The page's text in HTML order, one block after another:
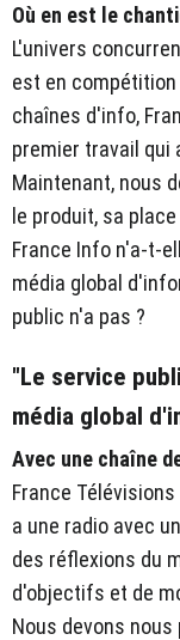
Où en est le
L'univers
est en compétition
chaînes d'info,
premier travail qui
Maintenant, nous
le produit, sa
France Info n'a-t-
média global
public n'a pas ?
"Le service
média global
Avec une chaîne
France
a une radio avec
des réflexions du
d'objectifs et de
Nous devons